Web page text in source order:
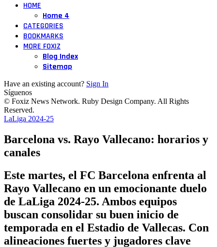
HOME
Home 4
CATEGORIES
BOOKMARKS
MORE FOXIZ
Blog Index
Sitemap
Have an existing account? Sign In
Síguenos
© Foxiz News Network. Ruby Design Company. All Rights
Reserved.
LaLiga 2024-25
Barcelona vs. Rayo Vallecano: horarios y
canales
Este martes, el FC Barcelona enfrenta al
Rayo Vallecano en un emocionante duelo
de LaLiga 2024-25. Ambos equipos
buscan consolidar su buen inicio de
temporada en el Estadio de Vallecas. Con
alineaciones fuertes y jugadores clave